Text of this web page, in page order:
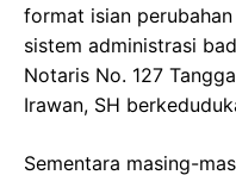
format isian
sistem administrasi
Notaris No. 127
Irawan, SH
Sementara masing-